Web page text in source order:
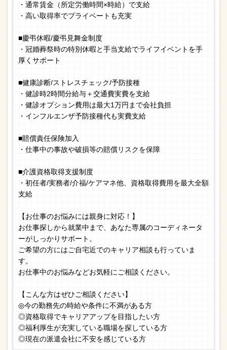
・通常賃金（所定労働時間×時給）で支給
・高い取得率でプライベートも充実
■慶弔休暇/慶弔見舞金制度
・冠婚葬祭時の特別休暇と手当支給でライフイベントを手
厚くサポート
■健康診断/ストレスチェック/予防接種
・健診時2時間分給与＋交通費実費を支給
・健診オプション費用は最大1万円まで会社負担
・インフルエンザ予防接種代も実費支給
■賠償責任保険加入
・仕事中の事故や破損等の賠償リスクを保障
■介護資格取得支援制度
・初任者/実務者/介福/ケアマネ他、資格取得費用を最大全額
支給
【お仕事のお悩みには親身に対応！】
お仕事探しから就業中まで、あなた専属のコーディネータ
ーがしっかりサポート。
ご希望の方にはご自宅近でのキャリア相談も行っていま
す。
お仕事中のお悩みなどお気軽にご相談ください。
【こんな方はぜひご相談ください】
◎今の勤務先の時給や条件に不満がある方
◎資格取得でキャリアアップを目指したい方
◎福利厚生が充実している職場を探している方
◎現在の派遣会社に不安を感じている方